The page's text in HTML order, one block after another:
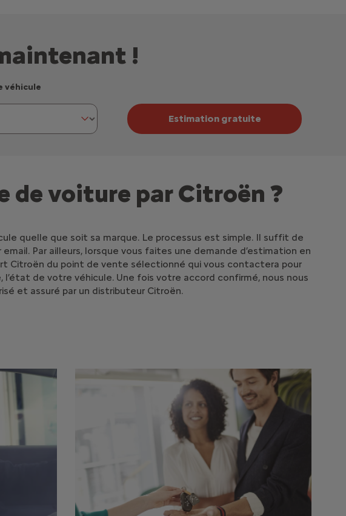
!
véhicule
Estimation gratuite
de voiture par Citroën ?
quelle que soit sa marque. Le processus est simple. Il suffit de
Par ailleurs, lorsque vous faites une demande d’estimation en
Citroën du point de vente sélectionné qui vous contactera pour
l’état de votre véhicule. Une fois votre accord confirmé, nous nous
et assuré par un distributeur Citroën.